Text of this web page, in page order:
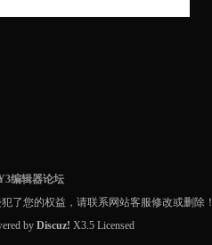
编辑器论坛
了您的权益，请联系网站客服修改或删除！
byDiscuz! X3.5 Licensed